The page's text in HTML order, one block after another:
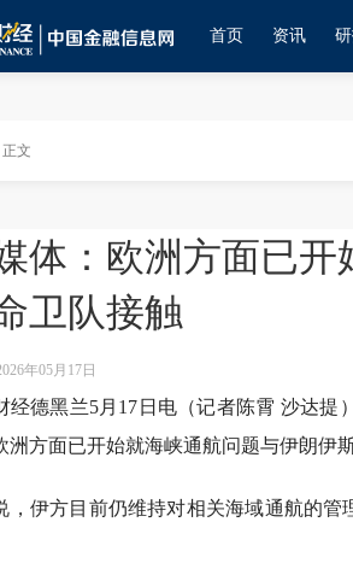
首页 资讯
正文
体：欧洲方面已
卫队接触
年05月17日
经德黑兰5月17日电（记者陈霄 沙达
洲方面已开始就海峡通航问题与伊朗伊
，伊方目前仍维持对相关海域通航的